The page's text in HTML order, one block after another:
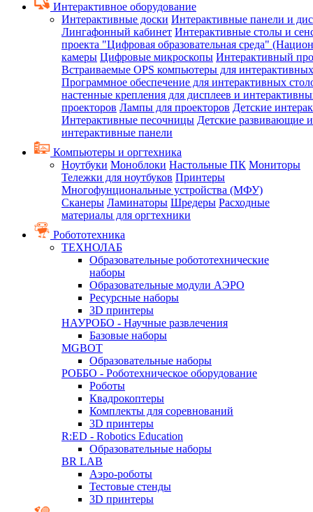
Интерактивное оборудование
Интерактивные доски Интерактивные панели и
Лингафонный кабинет Интерактивные столы и
проекта "Цифровая образовательная среда"
камеры Цифровые микроскопы Интерактивный
Встраиваемые OPS компьютеры для
Программное обеспечение для интерактивных
настенные крепления для дисплеев и
проекторов Лампы для проекторов Детские
Интерактивные песочницы Детские развивающие
интерактивные панели
Компьютеры и оргтехника
Ноутбуки Моноблоки Настольные ПК Мониторы
Тележки для ноутбуков Принтеры
Многофунциональные устройства (МФУ)
Сканеры Ламинаторы Шредеры Расходные
материалы для оргтехники
Робототехника
ТЕХНОЛАБ
Образовательные робототехнические
наборы
Образовательные модули АЭРО
Ресурсные наборы
3D принтеры
НАУРОБО - Научные развлечения
Базовые наборы
MGBOT
Образовательные наборы
РОББО - Роботехническое оборудование
Роботы
Квадрокоптеры
Комплекты для соревнований
3D принтеры
R:ED - Robotics Education
Образовательные наборы
BR LAB
Аэро-роботы
Тестовые стенды
3D принтеры